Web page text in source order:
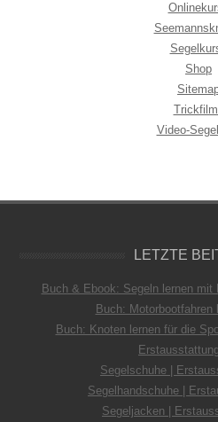
Shop
Video-
LETZTE
Buch & Ebook: Segeln lernen mit
Buch: Motorbootfahren
Buch: Knoten lernen für die
Segelschuhe |
Segelhandschuhe |
Segeljacken |